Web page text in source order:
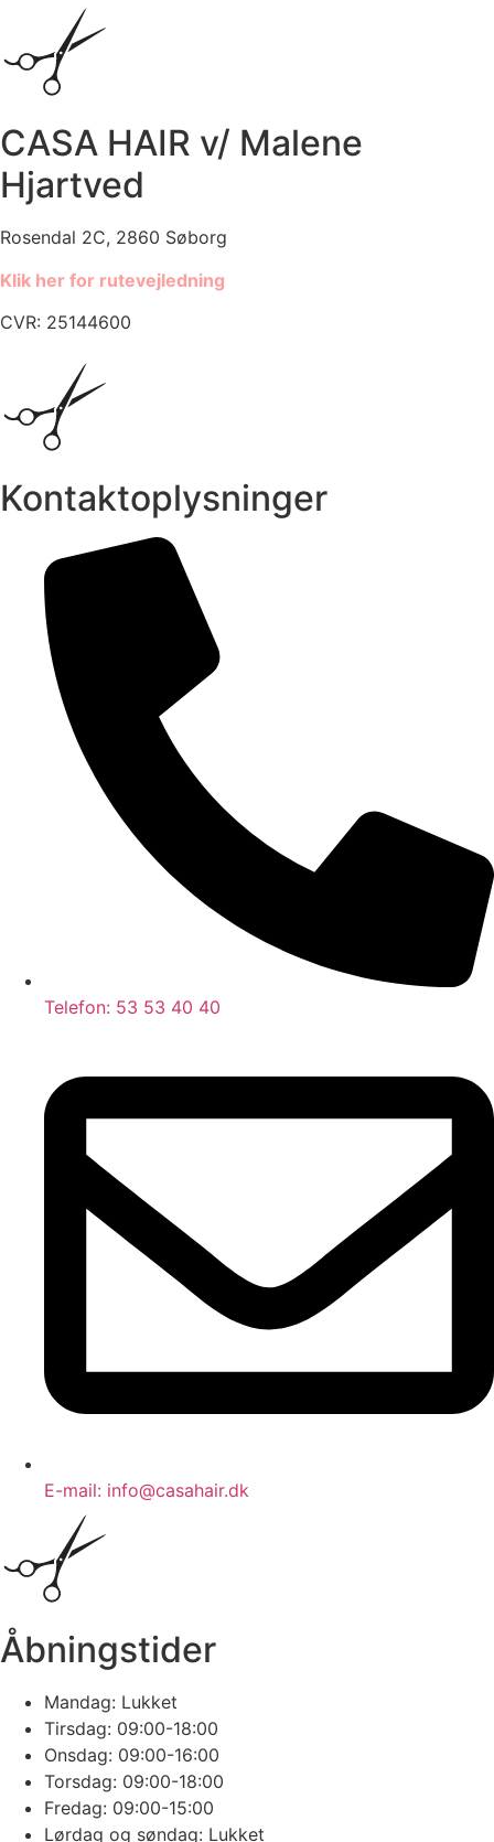
CASA HAIR v/ Malene
Hjartved
Rosendal 2C, 2860 Søborg
Klik her for rutevejledning
CVR: 25144600
Kontaktoplysninger
Telefon: 53 53 40 40
E-mail: info@casahair.dk
Åbningstider
Mandag: Lukket
Tirsdag: 09:00-18:00
Onsdag: 09:00-16:00
Torsdag: 09:00-18:00
Fredag: 09:00-15:00
Lørdag og søndag: Lukket